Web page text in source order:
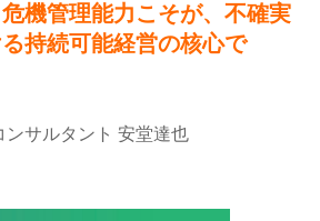
機管理能力こそが、不確実
持続可能経営の核心で
サルタント 安堂達也